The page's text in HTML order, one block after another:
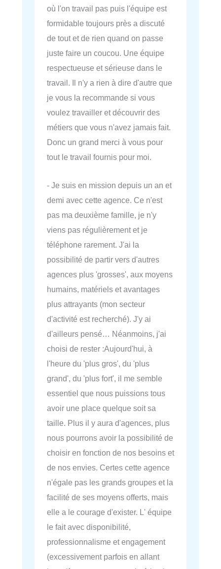
où l'on travail pas puis l'équipe est
formidable toujours près a discuté
de tout et de rien quand on passe
juste faire un coucou. Une équipe
respectueuse et sérieuse dans le
travail. Il n'y a rien à dire d'autre que
je vous la recommande si vous
voulez travailler et découvrir des
métiers que vous n'avez jamais fait.
Donc un grand merci à vous pour
tout le travail fournis pour moi.
- Je suis en mission depuis un an et
demi avec cette agence. Ce n'est
pas ma deuxième famille, je n'y
viens pas régulièrement et je
téléphone rarement. J'ai la
possibilité de partir vers d'autres
agences plus 'grosses', aux moyens
humains, matériels et avantages
plus attrayants (mon secteur
d'activité est recherché). J'y ai
d'ailleurs pensé… Néanmoins, j'ai
choisi de rester :Aujourd'hui, à
l'heure du 'plus gros', du 'plus
grand', du 'plus fort', il me semble
essentiel que nous puissions tous
avoir une place quelque soit sa
taille. Plus il y aura d'agences, plus
nous pourrons avoir la possibilité de
choisir en fonction de nos besoins et
de nos envies. Certes cette agence
n'égale pas les grands groupes et la
facilité de ses moyens offerts, mais
elle a le courage d'exister. L' équipe
le fait avec disponibilité,
professionnalisme et engagement
(excessivement parfois en allant